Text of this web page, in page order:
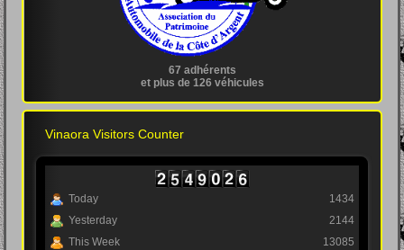
67 adhérents
et plus de 126 véhicules
Vinaora Visitors Counter
Today
Yesterday
This Week
1434
2144
13085